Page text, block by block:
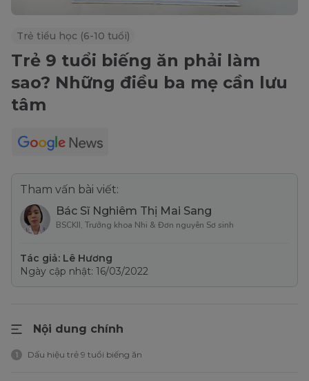
Trẻ tiểu học (6-10 tuổi)
Trẻ 9 tuổi biếng ăn phải làm
sao? Những điều ba mẹ cần lưu
tâm
Tham vấn bài viết:
Bác Sĩ Nghiêm Thị Mai Sang
BSCKII, Trưởng khoa Nhi & Đơn nguyên Sơ sinh
Tác giả: Lê Hương
Ngày cập nhật: 16/03/2022
Nội dung chính
1 Dấu hiệu trẻ 9 tuổi biếng ăn